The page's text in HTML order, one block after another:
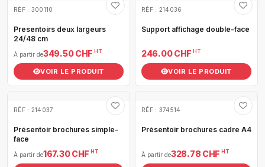
RÉF : 300110
Presentoirs deux largeurs
24/48 cm
À partir de349.50 CHF HT
VOIR LE PRODUIT
RÉF : 214036
Support affichage double-face
246.00 CHF HT
VOIR LE PRODUIT
RÉF : 214037
Présentoir brochures simple-
face
À partir de167.30 CHF HT
RÉF : 374514
Présentoir brochures cadre A4
À partir de328.78 CHF HT